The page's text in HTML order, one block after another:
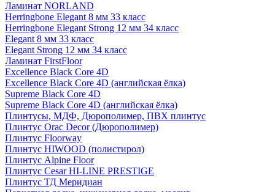
Ламинат NORLAND
Herringbone Elegant 8 мм 33 класс
Herringbone Elegant Strong 12 мм 34 класс
Elegant 8 мм 33 класс
Elegant Strong 12 мм 34 класс
Ламинат FirstFloor
Excellence Black Core 4D
Excellence Black Core 4D (английская ёлка)
Supreme Black Core 4D
Supreme Black Core 4D (английская ёлка)
Плинтусы, МДФ, Дюрополимер, ПВХ плинтус
Плинтус Orac Decor (Дюрополимер)
Плинтус Floorway
Плинтус HIWOOD (полистирол)
Плинтус Alpine Floor
Плинтус Cesar HI-LINE PRESTIGE
Плинтус ТД Меридиан